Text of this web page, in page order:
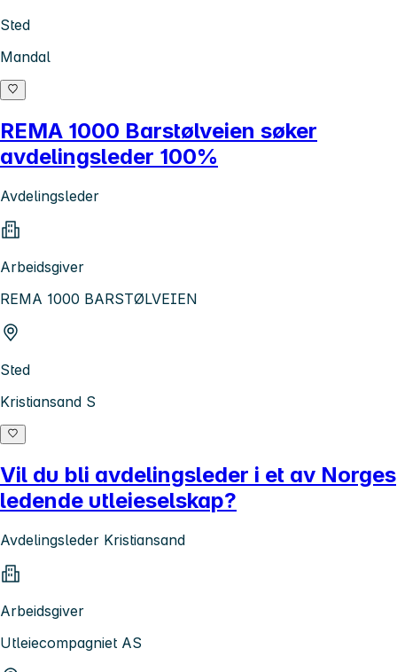
Sted
Mandal
REMA 1000 Barstølveien søker
avdelingsleder 100%
Avdelingsleder
Arbeidsgiver
REMA 1000 BARSTØLVEIEN
Sted
Kristiansand S
Vil du bli avdelingsleder i et av Norges
ledende utleieselskap?
Avdelingsleder Kristiansand
Arbeidsgiver
Utleiecompagniet AS